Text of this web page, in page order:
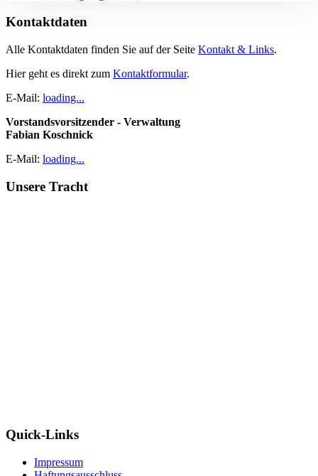
Kontaktdaten
Alle Kontaktdaten finden Sie auf der Seite Kontakt & Links.
Hier geht es direkt zum Kontaktformular.
E-Mail: loading...
Vorstandsvorsitzender - Verwaltung
Fabian Koschnick
E-Mail: loading...
Unsere Tracht
Quick-Links
Impressum